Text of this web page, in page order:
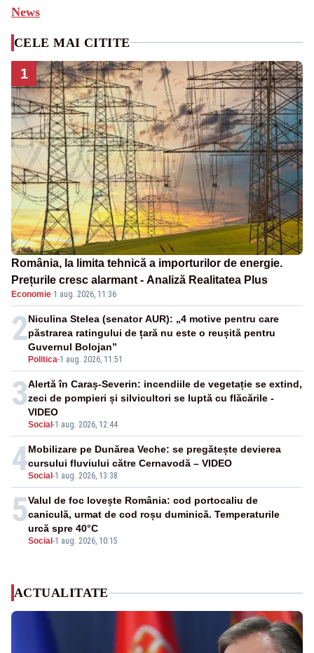
News
CELE MAI CITITE
1
România, la limita tehnică a importurilor de energie.
Prețurile cresc alarmant - Analiză Realitatea Plus
Economie·1 aug. 2026, 11:36
2
Politica-1 aug. 2026, 11:51
Niculina Stelea (senator AUR): „4 motive pentru care
păstrarea ratingului de țară nu este o reușită pentru
Guvernul Bolojan”
3
Social -1 aug. 2026, 12:44
Alertă în Caraș-Severin: incendiile de vegetație se extind,
zeci de pompieri și silvicultori se luptă cu flăcările -
VIDEO
4Social -1 aug. 2026, 13:38
Mobilizare pe Dunărea Veche: se pregătește devierea
cursului fluviului către Cernavodă – VIDEO
5
Social -1 aug. 2026, 10:15
Valul de foc lovește România: cod portocaliu de
caniculă, urmat de cod roșu duminică. Temperaturile
urcă spre 40°C
ACTUALITATE